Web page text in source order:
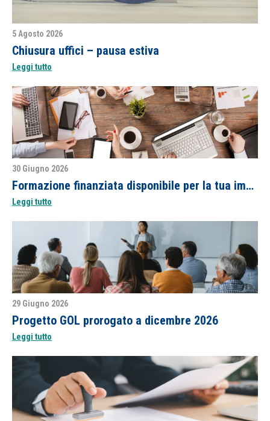
5 Agosto 2026
Chiusura uffici – pausa estiva
Leggi tutto
30 Giugno 2026
Formazione finanziata disponibile per la tua impresa
Leggi tutto
29 Giugno 2026
Progetto GOL prorogato a dicembre 2026
Leggi tutto